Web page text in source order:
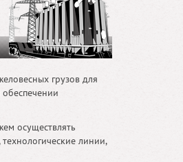
грузов для
осуществлять
линии,